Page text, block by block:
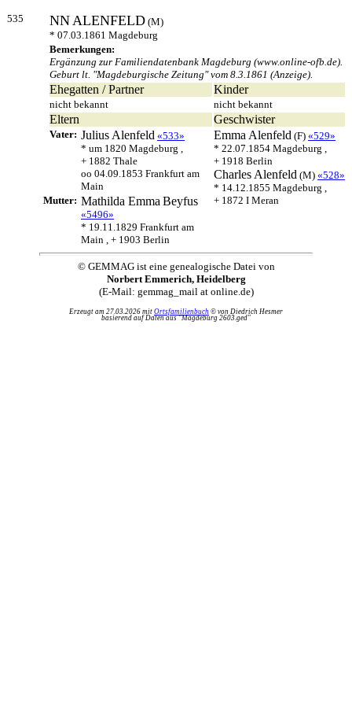
535 NNALENFELD (M)
* 07.03.1861 Magdeburg
Bemerkungen:
Ergänzung zur Familiendatenbank Magdeburg (www.online-ofb.de).
Geburt lt. "Magdeburgische Zeitung" vom 8.3.1861 (Anzeige).
Ehegatten / Partner Kinder
nicht bekannt nicht bekannt
Eltern Geschwister
Vater: Julius Alenfeld «533»
* um 1820 Magdeburg ,
+ 1882 Thale
oo 04.09.1853 Frankfurt am
Main
Emma Alenfeld (F) «529»
* 22.07.1854 Magdeburg ,
+ 1918 Berlin
Charles Alenfeld (M) «528»
* 14.12.1855 Magdeburg ,
+ 1872 I Meran
Mutter: Mathilda Emma Beyfus
«5496»
* 19.11.1829 Frankfurt am
Main , + 1903 Berlin
© GEMMAG ist eine genealogische Datei von
Norbert Emmerich, Heidelberg
(E-Mail: gemmag_mail at online.de)
Erzeugt am 27.03.2026 mit Ortsfamilienbuch © von Diedrich Hesmer
basierend auf Daten aus "Magdeburg 2603.ged"